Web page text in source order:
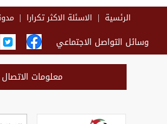
الرئسية الاسئلة الاكثر تكرارا
وسائل التواصل الاجتماعي
معلومات الاتصال